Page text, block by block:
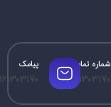
شماره تماس
۰۹۱۲۱۳۰۳۱۷۰
پیامک